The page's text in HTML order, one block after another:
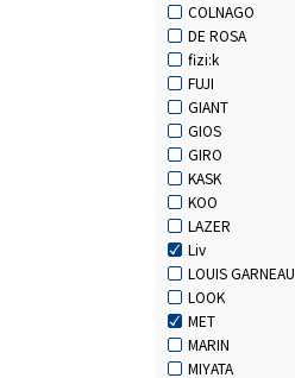
COLNAGO
DE ROSA
fizi:k
FUJI
GIANT
GIOS
GIRO
KASK
KOO
LAZER
Liv
LOUIS GARNEAU
LOOK
MET
MARIN
MIYATA